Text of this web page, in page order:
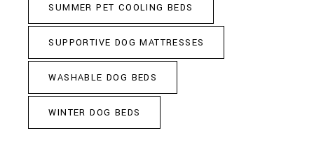
SUMMER PET COOLING BEDS
SUPPORTIVE DOG MATTRESSES
WASHABLE DOG BEDS
WINTER DOG BEDS